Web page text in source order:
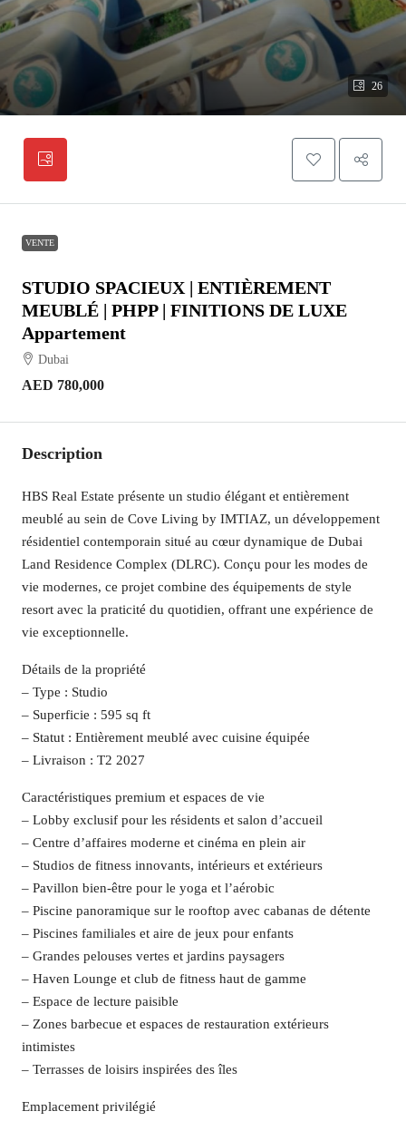
26
VENTE
STUDIO SPACIEUX | ENTIÈREMENT
MEUBLÉ | PHPP | FINITIONS DE LUXE
Appartement
Dubai
AED 780,000
Description
HBS Real Estate présente un studio élégant et entièrement
meublé au sein de Cove Living by IMTIAZ, un développement
résidentiel contemporain situé au cœur dynamique de Dubai
Land Residence Complex (DLRC). Conçu pour les modes de
vie modernes, ce projet combine des équipements de style
resort avec la praticité du quotidien, offrant une expérience de
vie exceptionnelle.
Détails de la propriété
– Type : Studio
– Superficie : 595 sq ft
– Statut : Entièrement meublé avec cuisine équipée
– Livraison : T2 2027
Caractéristiques premium et espaces de vie
– Lobby exclusif pour les résidents et salon d’accueil
– Centre d’affaires moderne et cinéma en plein air
– Studios de fitness innovants, intérieurs et extérieurs
– Pavillon bien-être pour le yoga et l’aérobic
– Piscine panoramique sur le rooftop avec cabanas de détente
– Piscines familiales et aire de jeux pour enfants
– Grandes pelouses vertes et jardins paysagers
– Haven Lounge et club de fitness haut de gamme
– Espace de lecture paisible
– Zones barbecue et espaces de restauration extérieurs
intimistes
– Terrasses de loisirs inspirées des îles
Emplacement privilégié